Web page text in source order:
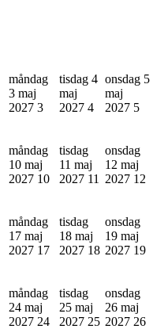
måndag
3 maj
2027 3
tisdag 4
maj
2027 4
onsdag 5
maj
2027 5
måndag
10 maj
2027 10
tisdag
11 maj
2027 11
onsdag
12 maj
2027 12
måndag
17 maj
2027 17
tisdag
18 maj
2027 18
onsdag
19 maj
2027 19
måndag
24 maj
2027 24
tisdag
25 maj
2027 25
onsdag
26 maj
2027 26